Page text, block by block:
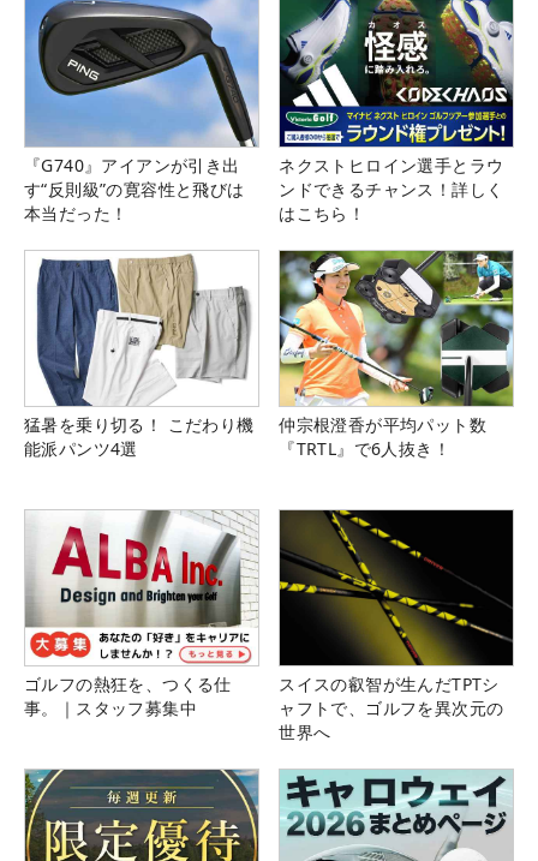
『G740』アイアンが引き出
す“反則級”の寛容性と飛びは
本当だった！
ネクストヒロイン選手とラウ
ンドできるチャンス！詳しく
はこちら！
猛暑を乗り切る！ こだわり機
能派パンツ4選
仲宗根澄香が平均パット数
『TRTL』で6人抜き！
ゴルフの熱狂を、つくる仕
事。｜スタッフ募集中
スイスの叡智が生んだTPTシ
ャフトで、ゴルフを異次元の
世界へ